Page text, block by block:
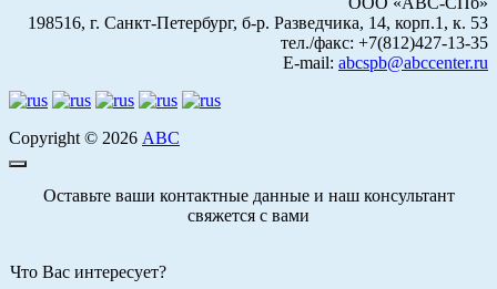
198516, г. Санкт-Петербург, б-р. Разведчика, 14, корп.1, к. 53
тел./факс: +7(812)427-13-35
E-mail: abcspb@abccenter.ru
Copyright © 2026 АВС
Оставьте ваши контактные данные и наш консультант
свяжется с вами
Что Вас интересует?